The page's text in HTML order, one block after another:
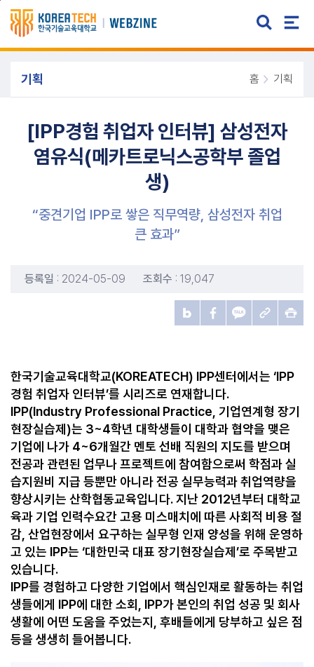
주메뉴 바로가기
본문 바로가기
기획 홈 기획
[IPP경험 취업자 인터뷰] 삼성전자
염유식(메카트로닉스공학부 졸업
생)
“중견기업 IPP로 쌓은 직무역량, 삼성전자 취업
큰 효과”
등록일 : 2024-05-09 조회수 : 19,047
한국기술교육대학교(KOREATECH) IPP센터에서는 ‘IPP
경험 취업자 인터뷰’를 시리즈로 연재합니다.
IPP(Industry Professional Practice, 기업연계형 장기
현장실습제)는 3~4학년 대학생들이 대학과 협약을 맺은
기업에 나가 4~6개월간 멘토 선배 직원의 지도를 받으며
전공과 관련된 업무나 프로젝트에 참여함으로써 학점과 실
습지원비 지급 등뿐만 아니라 전공 실무능력과 취업역량을
향상시키는 산학협동교육입니다. 지난 2012년부터 대학교
육과 기업 인력수요간 고용 미스매치에 따른 사회적 비용 절
감, 산업현장에서 요구하는 실무형 인재 양성을 위해 운영하
고 있는 IPP는 ‘대한민국 대표 장기현장실습제’로 주목받고
있습니다.
IPP를 경험하고 다양한 기업에서 핵심인재로 활동하는 취업
생들에게 IPP에 대한 소회, IPP가 본인의 취업 성공 및 회사
생활에 어떤 도움을 주었는지, 후배들에게 당부하고 싶은 점
등을 생생히 들어봅니다.